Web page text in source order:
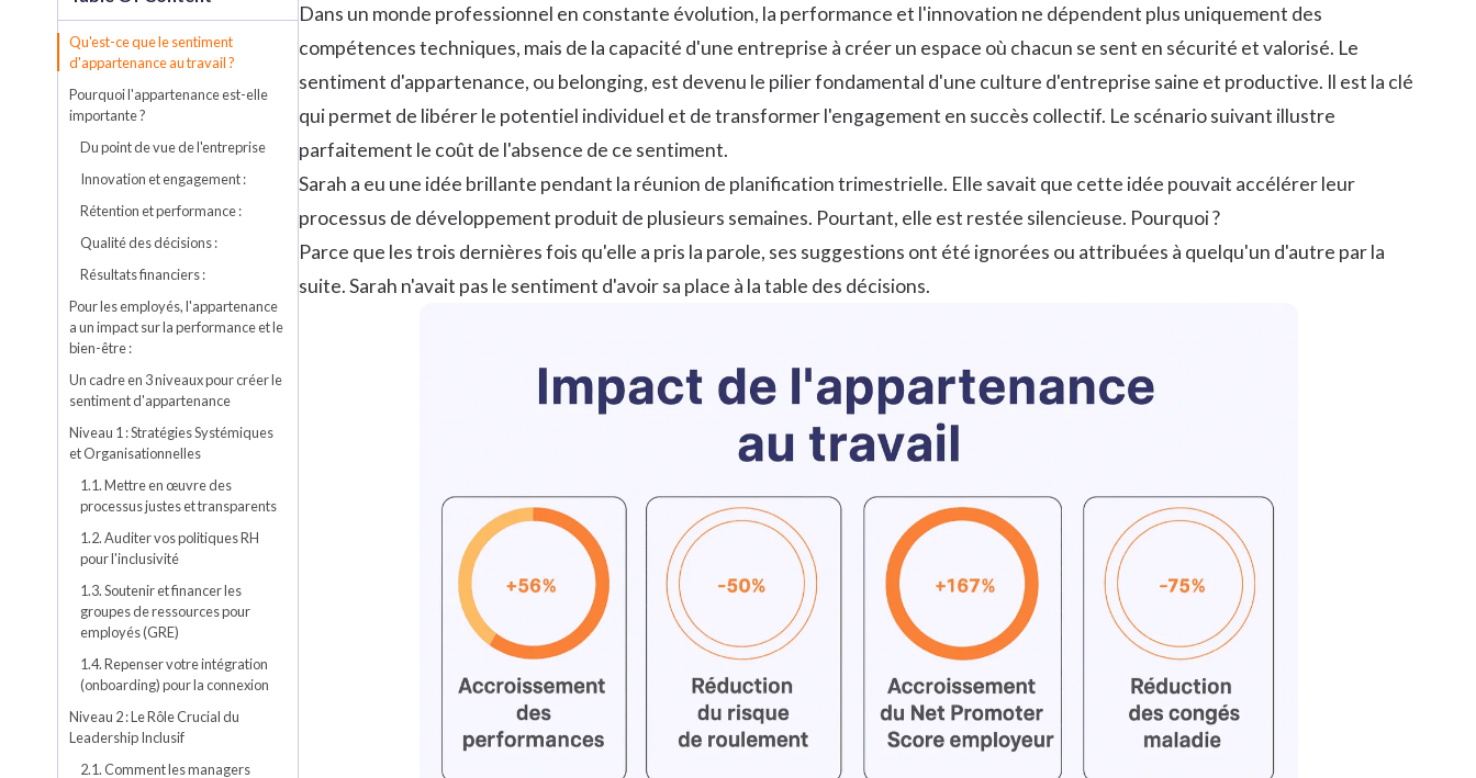
Qu'est-ce que le sentiment
d'appartenance au travail ?
Pourquoi l'appartenance est-elle
importante ?
Du point de vue de l'entreprise
Innovation et engagement :
Rétention et performance :
Qualité des décisions :
Résultats financiers :
Pour les employés, l'appartenance
a un impact sur la performance et le
bien-être :
Un cadre en 3 niveaux pour créer le
sentiment d'appartenance
Niveau 1 : Stratégies Systémiques
et Organisationnelles
1.1. Mettre en œuvre des
processus justes et transparents
1.2. Auditer vos politiques RH
pour l'inclusivité
1.3. Soutenir et financer les
groupes de ressources pour
employés (GRE)
1.4. Repenser votre intégration
(onboarding) pour la connexion
Niveau 2 : Le Rôle Crucial du
Leadership Inclusif
2.1. Comment les managers
Dans un monde professionnel en constante évolution, la performance et l'innovation ne dépendent plus uniquement des
compétences techniques, mais de la capacité d'une entreprise à créer un espace où chacun se sent en sécurité et valorisé. Le
sentiment d'appartenance, ou belonging, est devenu le pilier fondamental d'une culture d'entreprise saine et productive. Il est la clé
qui permet de libérer le potentiel individuel et de transformer l'engagement en succès collectif. Le scénario suivant illustre
parfaitement le coût de l'absence de ce sentiment.
Sarah a eu une idée brillante pendant la réunion de planification trimestrielle. Elle savait que cette idée pouvait accélérer leur
processus de développement produit de plusieurs semaines. Pourtant, elle est restée silencieuse. Pourquoi ?
Parce que les trois dernières fois qu'elle a pris la parole, ses suggestions ont été ignorées ou attribuées à quelqu'un d'autre par la
suite. Sarah n'avait pas le sentiment d'avoir sa place à la table des décisions.